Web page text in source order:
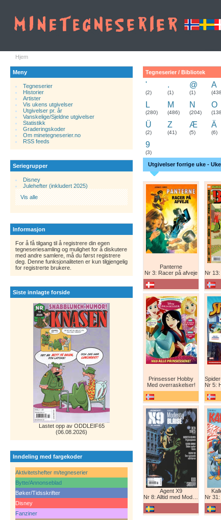
Hjem
Meny
Tegneserier
Historier.
Artister
Vis ukens utgivelser
Utgivelser pr. år
Vanskelige/Sjeldne utgivelser
Statistikk
Graderingskoder
Om minetegneserier.no
RSS feeds
Seriegrupper
Disney
Julehefter (inkludert 2025)
Vis alle
Informasjon
For å få tilgang til å registrere din egen
tegneseriesamling og mulighet for å diskutere
med andre samlere, må du først registrere
deg. Denne funksjonaliteten er kun tilgjengelig
for registrerte brukere.
Siste innlagte forside
Lastet opp av ODDLEIF65
(06.08.2026)
Inndeling med fargekoder
Aktivitetshefter m/tegneserier
Bytte/Annonseblad
Bøker/Tidsskrifter
Disney
Fanziner
Tegneserier / Bibliotek
'
(2)
.
(1)
@
(1)
A
L
(280)
M
(486)
N
(204)
O
Ü
(2)
Z
(41)
Æ
(5)
Ä
(6)
9
(3)
Utgivelser forrige uke -
Panterne
Nr 3: Racer på afveje
Nr 13:
Prinsesser Hobby
Med overraskelser!
Nr 5: Helt
Agent X9
Nr 8: Alltid med Modesty Blaise
Nr 31: